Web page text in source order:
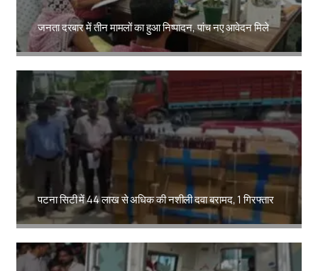
जनता दरबार में तीन मामलों का हुआ निष्पादन, पांच नए आवेदन मिले
Amit Lekh
पटना सिटी में 44 लाख से अधिक की नशीली दवा बरामद, 1 गिरफ्तार
Amit Lekh